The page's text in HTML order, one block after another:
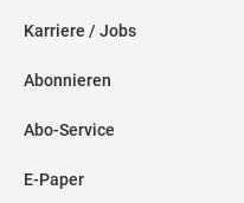
Karriere / Jobs
Abonnieren
Abo-Service
E-Paper